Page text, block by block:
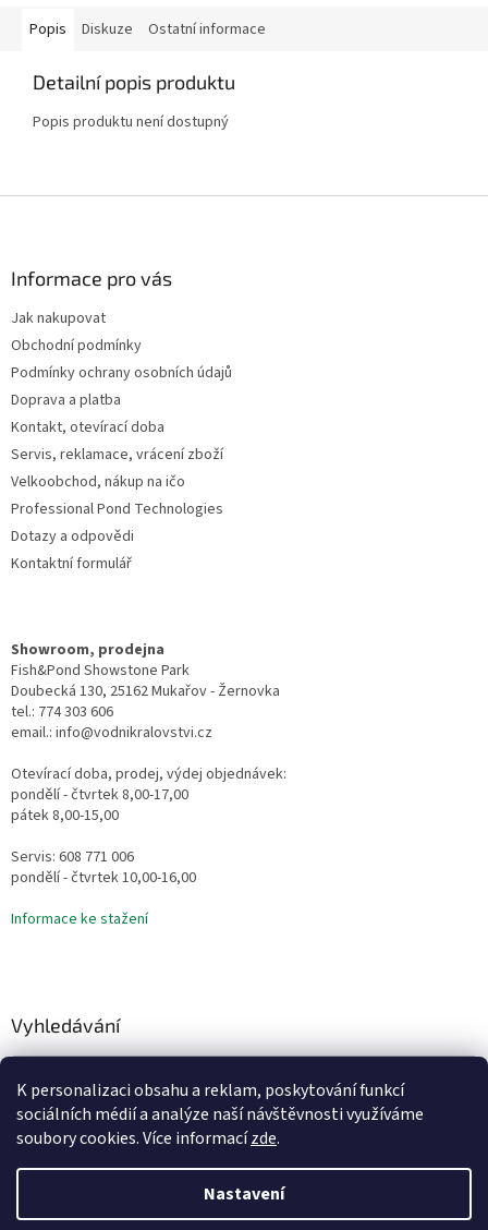
K personalizaci obsahu a reklam, poskytování funkcí
sociálních médií a analýze naší návštěvnosti využíváme
soubory cookies. Více informacízde.
Nastavení
Popis Diskuze Ostatní informace
Detailní popis produktu
Popis produktu není dostupný
Informace pro vás
Jak nakupovat
Obchodní podmínky
Podmínky ochrany osobních údajů
Doprava a platba
Kontakt, otevírací doba
Servis, reklamace, vrácení zboží
Velkoobchod, nákup na ičo
Professional Pond Technologies
Dotazy a odpovědi
Kontaktní formulář
Showroom, prodejna
Fish&Pond Showstone Park
Doubecká 130, 25162 Mukařov - Žernovka
tel.: 774 303 606
email.: info@vodnikralovstvi.cz
Otevírací doba, prodej, výdej objednávek:
pondělí - čtvrtek 8,00-17,00
pátek 8,00-15,00
Servis: 608 771 006
pondělí - čtvrtek 10,00-16,00
Informace ke stažení
Vyhledávání
HLEDAT